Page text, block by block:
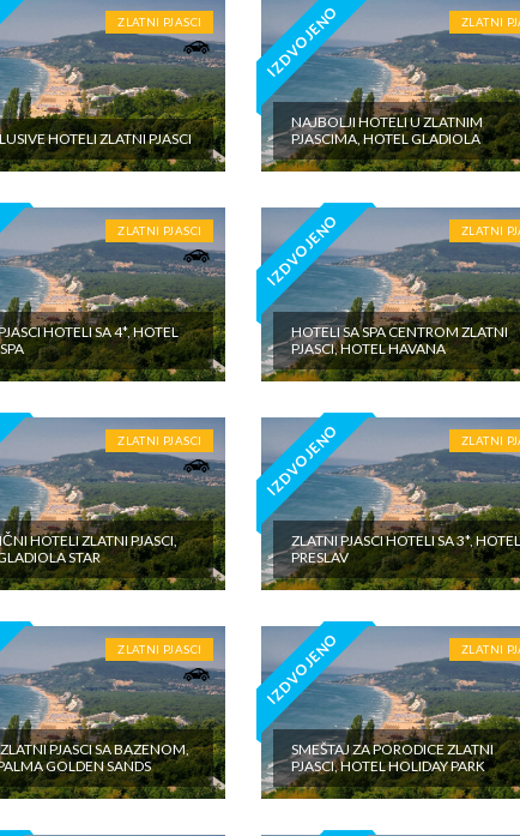
ZLATNI PJASCI
HOTELI ZLATNI PJASCI
IZDVOJENO ZLATNI
NAJBOLJI HOTELI U ZLATNIM
PJASCIMA, HOTEL GLADIOLA
ZLATNI PJASCI
HOTELI SA 4*, HOTEL
IZDVOJENO ZLATNI
HOTELI SA SPA CENTROM ZLATNI
PJASCI, HOTEL HAVANA
ZLATNI PJASCI
HOTELI ZLATNI PJASCI,
STAR
IZDVOJENO ZLATNI
ZLATNI PJASCI HOTELI SA 3*,
PRESLAV
ZLATNI PJASCI
PJASCI SA BAZENOM,
GOLDEN SANDS
IZDVOJENO ZLATNI
SMEŠTAJ ZA PORODICE ZLATNI
PJASCI, HOTEL HOLIDAY PARK